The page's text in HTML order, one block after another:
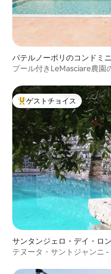
パテルノーポリのコンドミ
プール付きLeMasciare農園
大好評のゲストチョイスで
ゲストチョイス
サンタンジェロ・デイ・ロ
ミニアム
テヌータ・サントジャンニ -